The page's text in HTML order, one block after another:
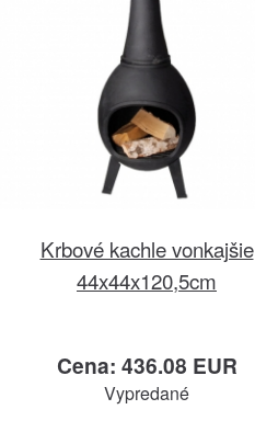
Krbové kachle vonkajšie
44x44x120,5cm
Cena: 436.08 EUR
Vypredané